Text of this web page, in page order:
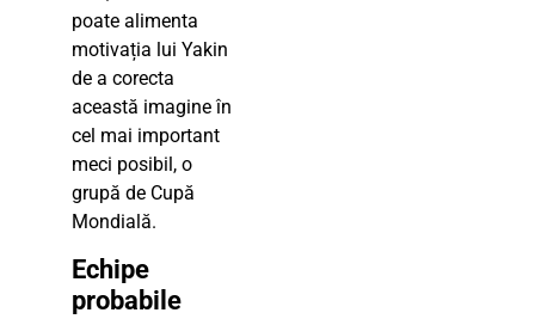
poate alimenta
motivația lui Yakin
de a corecta
această imagine în
cel mai important
meci posibil, o
grupă de Cupă
Mondială.
Echipe
probabile